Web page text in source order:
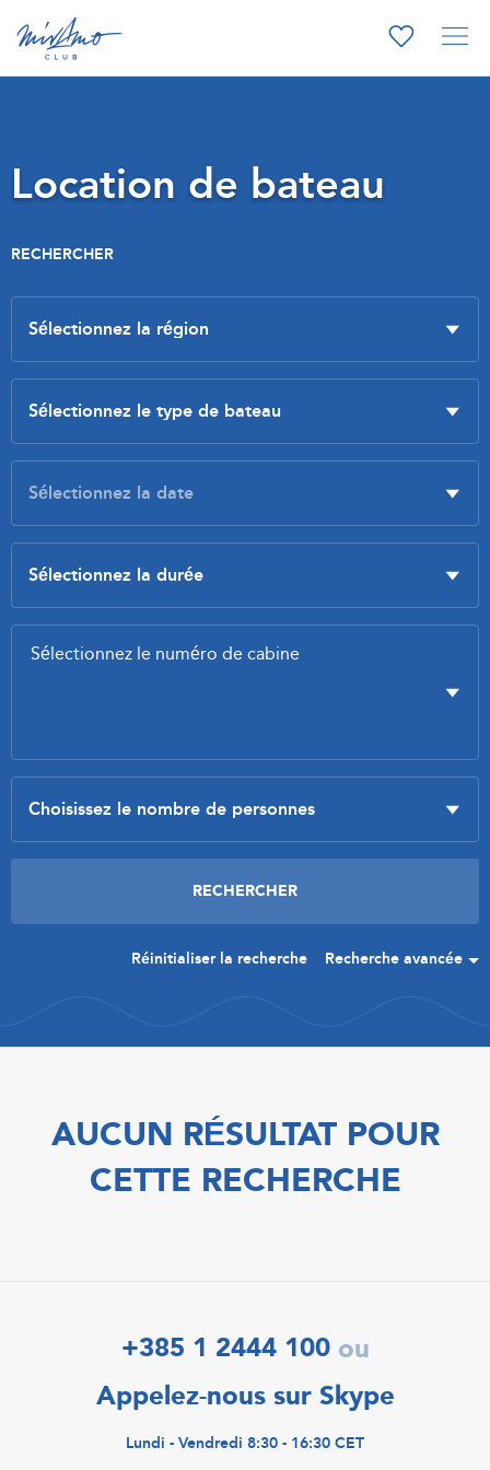
Location de bateau
RECHERCHER
Réinitialiser la recherche Recherche avancée
AUCUN RÉSULTAT POUR
CETTE RECHERCHE
+385 1 2444 100 ou
Appelez-nous sur Skype
Lundi - Vendredi 8:30 - 16:30 CET